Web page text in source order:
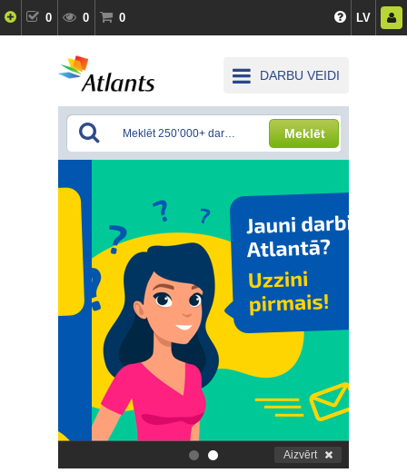
0 0 0 LV
DARBU VEIDI
Meklēt
. Aizvērt